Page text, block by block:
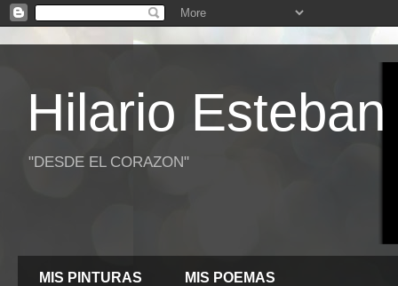
Hilario
"DESDE EL CORAZON"
MIS PINTURAS MIS POEMAS